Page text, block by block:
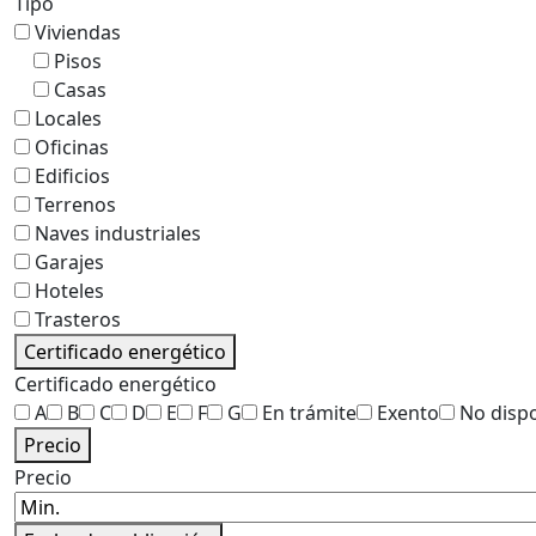
Viviendas
Pisos
Casas
Locales
Oficinas
Edificios
Terrenos
Naves industriales
Garajes
Hoteles
Trasteros
Certificado energético
Certificado energético
A
B C D E F G En trámite Exento
No
Precio
Precio